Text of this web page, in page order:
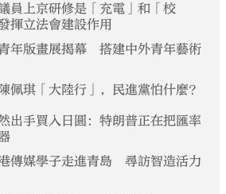
員上京研修是「充電」和「校
揮立法會建設作用
年版畫展揭幕 搭建中外青年藝術
佩琪「大陸行」，民進黨怕什麼？
出手買入日圓：特朗普正在把匯率
傳媒學子走進青島 尋訪智造活力